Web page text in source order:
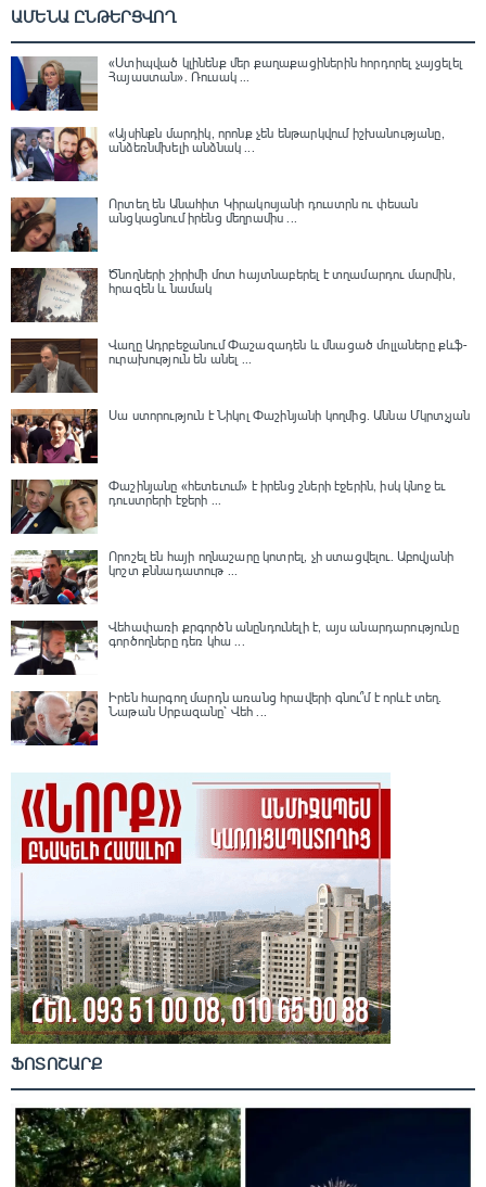
ԱՄԵՆԱ ԸՆԹԵՐՑՎՈՂ
«Ստիպված կլինենք մեր քաղաքացիներին հորդորել չայցելել
Հայաստան»․ Ռուսակ ...
«Այսինքն մարդիկ, որոնք չեն ենթարկվում իշխանությանը,
անձեռնմխելի անձնակ ...
Որտեղ են Անահիտ Կիրակոսյանի դուստրն ու փեսան
անցկացնում իրենց մեղրամիս ...
Ծնողների շիրիմի մոտ հայտնաբերել է տղամարդու մարմին,
հրազեն և նամակ
Վաղը Ադրբեջանում Փաշազադեն և մնացած մոլլաները քևֆ-
ուրախություն են անել ...
Սա ստորություն է Նիկոլ Փաշինյանի կողմից․ Աննա Մկրտչյան
Փաշինյանը «հետեւում» է իրենց շների էջերին, իսկ կնոջ եւ
դուստրերի էջերի ...
Որոշել են հայի ողնաշարը կոտրել, չի ստացվելու․ Աբովյանի
կոշտ քննադատութ ...
Վեհափառի քրգործն անընդունելի է, այս անարդարությունը
գործողները դեռ կհա ...
Իրեն հարգող մարդն առանց հրավերի գնու՞մ է որևէ տեղ.
Նաթան Սրբազանը՝ Վեհ ...
ՖՈՏՈՇԱՐՔ